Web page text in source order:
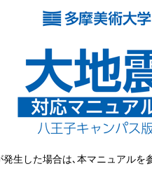
生した場合は､本マニュアル